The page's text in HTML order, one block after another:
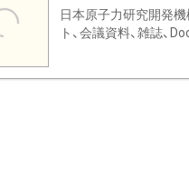
日本原子力研究開発
ト、会議資料、雑誌、